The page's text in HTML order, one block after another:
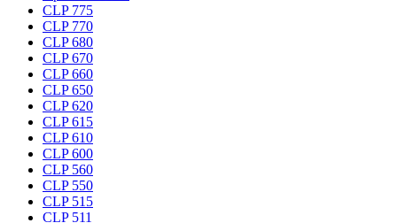
CLP 775
CLP 770
CLP 680
CLP 670
CLP 660
CLP 650
CLP 620
CLP 615
CLP 610
CLP 600
CLP 560
CLP 550
CLP 515
CLP 511